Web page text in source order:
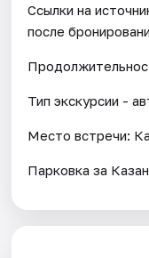
Ссылки на
после
Тип экскурсии -
Место встречи:
Парковка за